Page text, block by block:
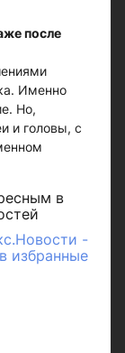
после
Именно
Но,
и головы, с
в
-
избранные